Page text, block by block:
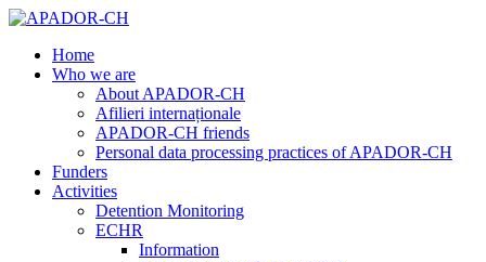
Home
Who we are
About APADOR-CH
Afilieri internaționale
APADOR-CH friends
Personal data processing practices of APADOR-CH
Funders
Activities
Detention Monitoring
ECHR
Information